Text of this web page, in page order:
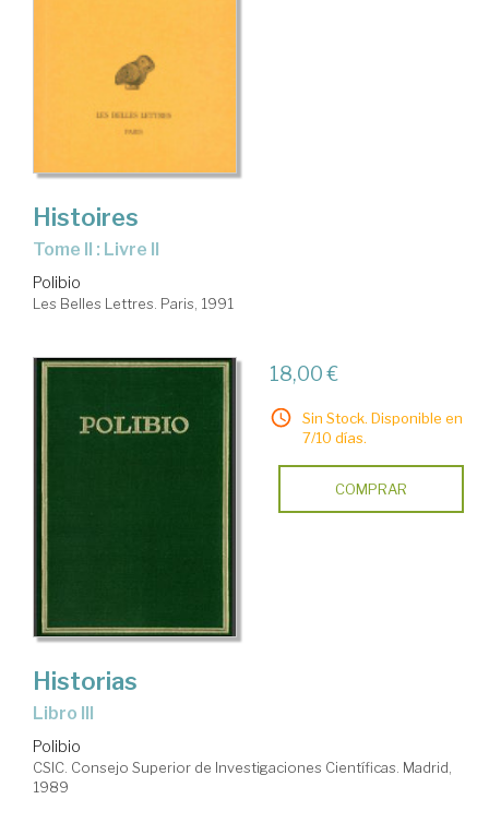
Histoires
Tome II : Livre II
Polibio
Les Belles Lettres. Paris, 1991
18,00 €
Sin Stock. Disponible en
7/10 días.
COMPRAR
Historias
Libro III
Polibio
CSIC. Consejo Superior de Investigaciones Científicas. Madrid,
1989